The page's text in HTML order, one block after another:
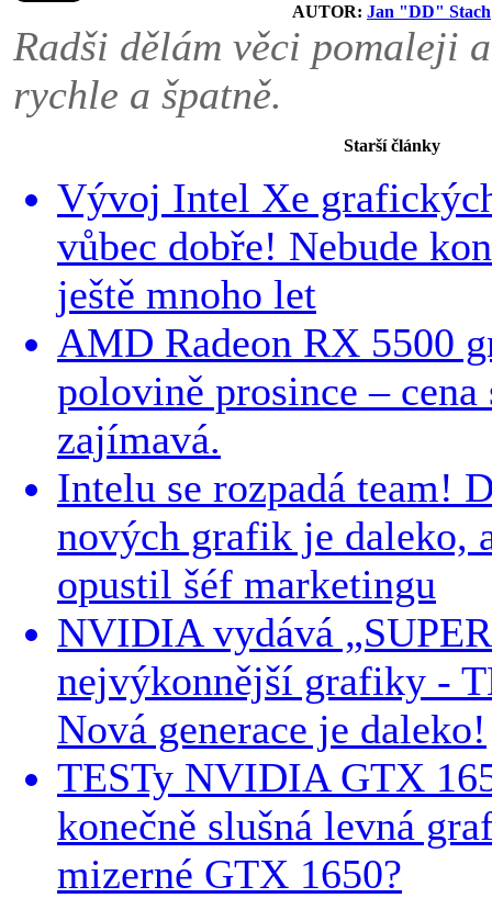
AUTOR: Jan "DD" Stach
Radši dělám věci pomaleji
rychle a špatně.
Starší články
Vývoj Intel Xe
vůbec dobře! Nebude
ještě mnoho let
AMD Radeon RX 5500
polovině prosince – cena
zajímavá.
Intelu se rozpadá team!
nových grafik je daleko,
opustil šéf marketingu
NVIDIA vydává
nejvýkonnější grafiky -
Nová generace je daleko!
TESTy NVIDIA GTX
konečně slušná levná
mizerné GTX 1650?